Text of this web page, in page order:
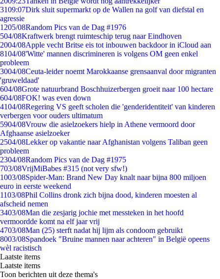
3109:07Dirk sluit supermarkt op de Wallen na golf van diefstal en
agressie
1205/08Random Pics van de Dag #1976
504/08Kraftwerk brengt ruimteschip terug naar Eindhoven
2004/08Apple vecht Britse eis tot inbouwen backdoor in iCloud aan
8104/08'Witte' mannen discrimineren is volgens OM geen enkel
probleem
3004/08Ceuta-leider noemt Marokkaanse grensaanval door migranten
'gruweldaad'
604/08Grote natuurbrand Boschhuizerbergen groeit naar 100 hectare
604/08FOK! was even down
4104/08Regering VS geeft scholen die 'genderidentiteit' van kinderen
verbergen voor ouders ultimatum
5904/08Vrouw die asielzoekers hielp in Athene vermoord door
Afghaanse asielzoeker
2504/08Lekker op vakantie naar Afghanistan volgens Taliban geen
probleem
2304/08Random Pics van de Dag #1975
703/08VrijMiBabes #315 (not very sfw!)
1003/08Spider-Man: Brand New Day knalt naar bijna 800 miljoen
euro in eerste weekend
1103/08Phil Collins dronk zich bijna dood, kinderen moesten al
afscheid nemen
3403/08Man die zesjarig jochie met messteken in het hoofd
vermoordde komt na elf jaar vrij
4703/08Man (25) sterft nadat hij lijm als condoom gebruikt
8003/08Spandoek "Bruine mannen naar achteren" in België opeens
wèl racistisch
Laatste items
Laatste items
Toon berichten uit deze thema's